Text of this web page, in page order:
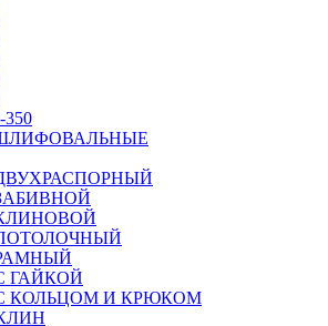
350
ГАЙКОЙ
КОЛЬЦОМ И КРЮКОМ